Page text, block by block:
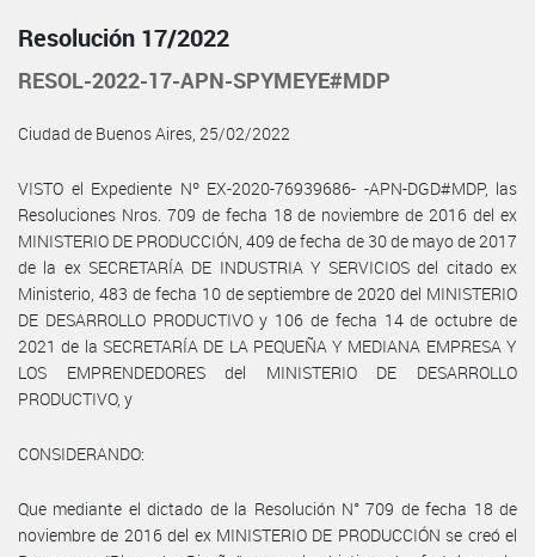
Resolución 17/2022
RESOL-2022-17-APN-SPYMEYE#MDP
Ciudad de Buenos Aires, 25/02/2022
VISTO el Expediente Nº EX-2020-76939686- -APN-DGD#MDP, las
Resoluciones Nros. 709 de fecha 18 de noviembre de 2016 del ex
MINISTERIO DE PRODUCCIÓN, 409 de fecha de 30 de mayo de 2017
de la ex SECRETARÍA DE INDUSTRIA Y SERVICIOS del citado ex
Ministerio, 483 de fecha 10 de septiembre de 2020 del MINISTERIO
DE DESARROLLO PRODUCTIVO y 106 de fecha 14 de octubre de
2021 de la SECRETARÍA DE LA PEQUEÑA Y MEDIANA EMPRESA Y
LOS EMPRENDEDORES del MINISTERIO DE DESARROLLO
PRODUCTIVO, y
CONSIDERANDO:
Que mediante el dictado de la Resolución N° 709 de fecha 18 de
noviembre de 2016 del ex MINISTERIO DE PRODUCCIÓN se creó el